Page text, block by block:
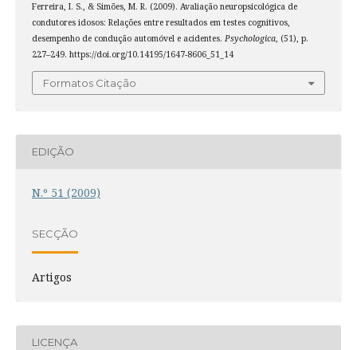
Ferreira, I. S., & Simões, M. R. (2009). Avaliação neuropsicológica de
condutores idosos: Relações entre resultados em testes cognitivos,
desempenho de condução automóvel e acidentes. Psychologica, (51), p.
227–249. https://doi.org/10.14195/1647-8606_51_14
Formatos Citação
EDIÇÃO
N.º 51 (2009)
SECÇÃO
Artigos
LICENÇA